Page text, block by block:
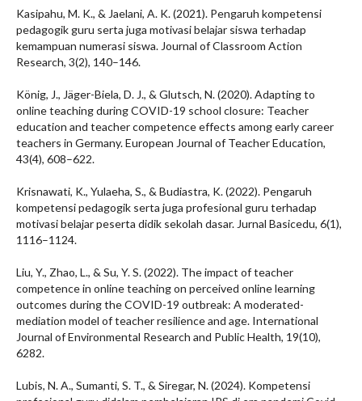
Kasipahu, M. K., & Jaelani, A. K. (2021). Pengaruh kompetensi
pedagogik guru serta juga motivasi belajar siswa terhadap
kemampuan numerasi siswa. Journal of Classroom Action
Research, 3(2), 140–146.
König, J., Jäger-Biela, D. J., & Glutsch, N. (2020). Adapting to
online teaching during COVID-19 school closure: Teacher
education and teacher competence effects among early career
teachers in Germany. European Journal of Teacher Education,
43(4), 608–622.
Krisnawati, K., Yulaeha, S., & Budiastra, K. (2022). Pengaruh
kompetensi pedagogik serta juga profesional guru terhadap
motivasi belajar peserta didik sekolah dasar. Jurnal Basicedu, 6(1),
1116–1124.
Liu, Y., Zhao, L., & Su, Y. S. (2022). The impact of teacher
competence in online teaching on perceived online learning
outcomes during the COVID-19 outbreak: A moderated-
mediation model of teacher resilience and age. International
Journal of Environmental Research and Public Health, 19(10),
6282.
Lubis, N. A., Sumanti, S. T., & Siregar, N. (2024). Kompetensi